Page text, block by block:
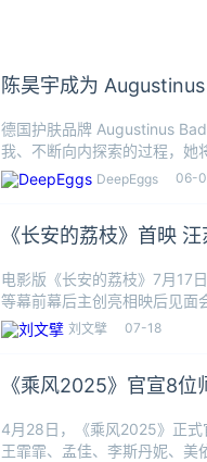
陈昊宇成为
德国护肤品牌 Augustinus
我、不断向内探索的过程，她
DeepEggs 06-
《长安的荔枝》首映
电影版《长安的荔枝》7月17
等幕前幕后主创亮相映后见面
荔枝，并因此经
刘文擘 07-18
《乘风2025》官宣8位
4月28日，《乘风2025》正式
王霏霏、孟佳、李斯丹妮、美